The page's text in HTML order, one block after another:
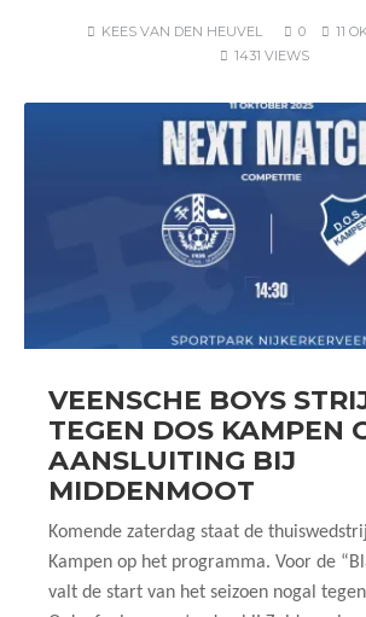
KEES VAN DEN HEUVEL 0
11
1431 VIEWS
VEENSCHE BOYS
TEGEN DOS KAMPEN
AANSLUITING BIJ
MIDDENMOOT
Komende zaterdag staat de
Kampen op het programma. Voor de
valt de start van het seizoen nogal